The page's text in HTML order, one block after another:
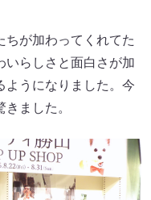
ちが加わってくれてた
いらしさと面白さが加
ようになりました。今
ました。